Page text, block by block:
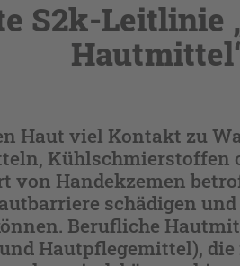
S2k-Leitlinie
Haut viel Kontakt zu
Kühlschmierstoffen
von Handekzemen
schädigen
Berufliche
Hautpflegemittel),